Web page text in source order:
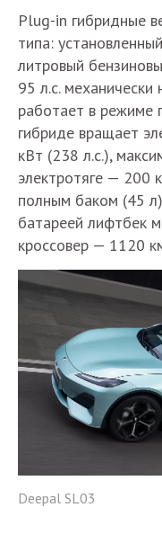
Plug-in гибридные
типа:
литровый
95 л.с. механически
работает в режиме
гибриде вращает
кВт (238 л.с.),
электротяге — 200
полным баком (45
батареей лифтбек
кроссовер — 1120
Deepal SL03